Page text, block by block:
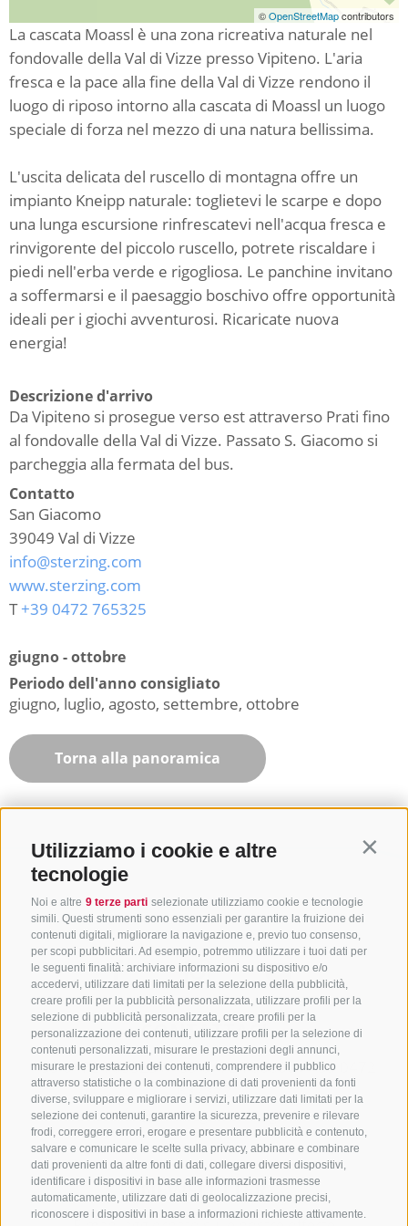
Utilizziamo i cookie e altre
tecnologie
Noi e altre 9 terze parti selezionate utilizziamo cookie e tecnologie
simili. Questi strumenti sono essenziali per garantire la fruizione dei
contenuti digitali, migliorare la navigazione e, previo tuo consenso,
per scopi pubblicitari. Ad esempio, potremmo utilizzare i tuoi dati per
le seguenti finalità: archiviare informazioni su dispositivo e/o
accedervi, utilizzare dati limitati per la selezione della pubblicità,
creare profili per la pubblicità personalizzata, utilizzare profili per la
selezione di pubblicità personalizzata, creare profili per la
personalizzazione dei contenuti, utilizzare profili per la selezione di
contenuti personalizzati, misurare le prestazioni degli annunci,
misurare le prestazioni dei contenuti, comprendere il pubblico
attraverso statistiche o la combinazione di dati provenienti da fonti
diverse, sviluppare e migliorare i servizi, utilizzare dati limitati per la
selezione dei contenuti, garantire la sicurezza, prevenire e rilevare
frodi, correggere errori, erogare e presentare pubblicità e contenuto,
salvare e comunicare le scelte sulla privacy, abbinare e combinare
dati provenienti da altre fonti di dati, collegare diversi dispositivi,
identificare i dispositivi in base alle informazioni trasmesse
automaticamente, utilizzare dati di geolocalizzazione precisi,
riconoscere i dispositivi in base a informazioni richieste attivamente.
©OpenStreetMapcontributors
La cascata Moassl è una zona ricreativa naturale nel
fondovalle della Val di Vizze presso Vipiteno. L'aria
fresca e la pace alla fine della Val di Vizze rendono il
luogo di riposo intorno alla cascata di Moassl un luogo
speciale di forza nel mezzo di una natura bellissima.
L'uscita delicata del ruscello di montagna offre un
impianto Kneipp naturale: toglietevi le scarpe e dopo
una lunga escursione rinfrescatevi nell'acqua fresca e
rinvigorente del piccolo ruscello, potrete riscaldare i
piedi nell'erba verde e rigogliosa. Le panchine invitano
a soffermarsi e il paesaggio boschivo offre opportunità
ideali per i giochi avventurosi. Ricaricate nuova
energia!
Descrizione d'arrivo
Da Vipiteno si prosegue verso est attraverso Prati fino
al fondovalle della Val di Vizze. Passato S. Giacomo si
parcheggia alla fermata del bus.
Contatto
San Giacomo
39049 Val di Vizze
info@sterzing.com
www.sterzing.com
T+39 0472 765325
giugno - ottobre
Periodo dell'anno consigliato
giugno, luglio, agosto, settembre, ottobre
Torna alla panoramica
CONTATTACI
+39 0472 765325/+39 0472 760608/+39 0472
632372
info@sterzing-ratschings.it
NEWSLETTER